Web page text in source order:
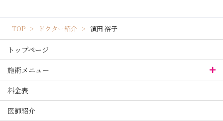
TOP ドクター紹介 濱田 裕子
トップページ
施術メニュー
料金表
医師紹介